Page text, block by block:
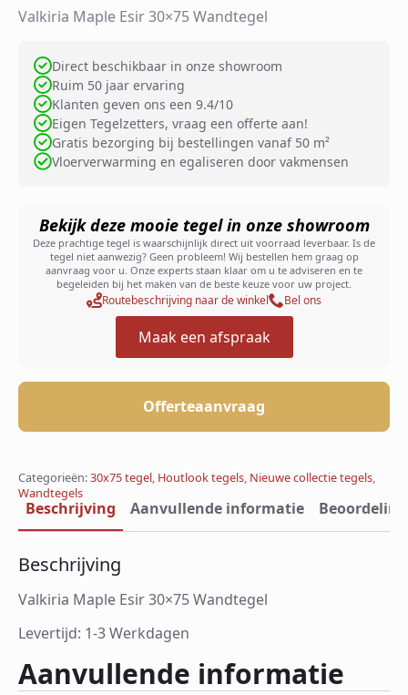
Valkiria Maple Esir 30×75 Wandtegel
Direct beschikbaar in onze showroom
Ruim 50 jaar ervaring
Klanten geven ons een 9.4/10
Eigen Tegelzetters, vraag een offerte aan!
Gratis bezorging bij bestellingen vanaf 50 m²
Vloerverwarming en egaliseren door vakmensen
Bekijk deze mooie tegel in onze showroom
Deze prachtige tegel is waarschijnlijk direct uit voorraad leverbaar. Is de
tegel niet aanwezig? Geen probleem! Wij bestellen hem graag op
aanvraag voor u. Onze experts staan klaar om u te adviseren en te
begeleiden bij het maken van de beste keuze voor uw project.
Routebeschrijving naar de winkel Bel ons
Maak een afspraak
Offerteaanvraag
Categorieën:30x75 tegel, Houtlook tegels, Nieuwe collectie tegels,
Wandtegels
Beschrijving Aanvullende informatie
Beschrijving
Valkiria Maple Esir 30×75 Wandtegel
Levertijd: 1-3 Werkdagen
Aanvullende informatie